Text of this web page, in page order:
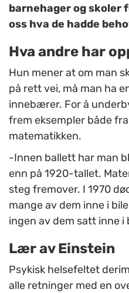
barnehager og skoler
oss hva de hadde
Hva andre har
Hun mener at om man
på rett vei, må man ha
innebærer. For å
frem eksempler både
matematikken.
-Innen ballett har man
enn på 1920-tallet.
steg fremover. I 1970
mange av dem inne i
ingen av dem satt inne i
Lær av Einstein
Psykisk helsefeltet
alle retninger med en